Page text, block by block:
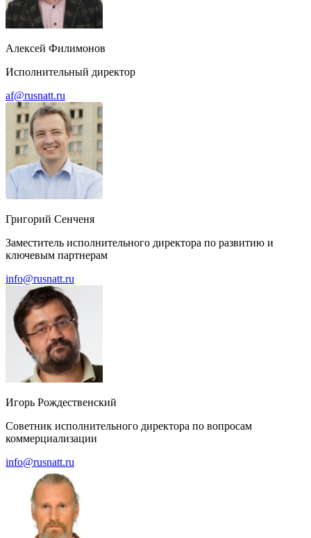
Алексей Филимонов
Исполнительный директор
af@rusnatt.ru
Григорий Сенченя
Заместитель исполнительного директора по развитию и
ключевым партнерам
info@rusnatt.ru
Игорь Рождественский
Советник исполнительного директора по вопросам
коммерциализации
info@rusnatt.ru